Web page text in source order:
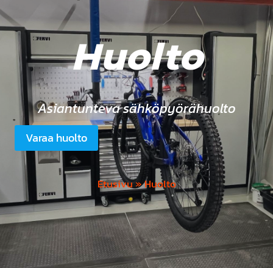
Huolto
Asiantunteva sähköpyörähuolto
Varaa huolto
Etusivu»Huolto